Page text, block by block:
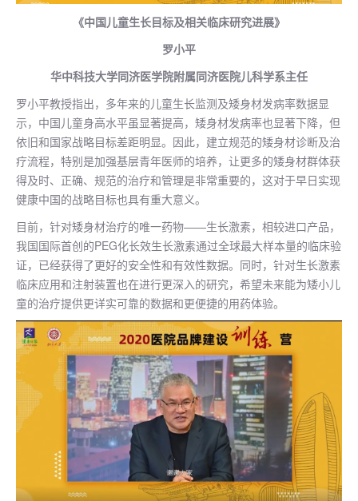
《中国儿童生长目标及相关临床研究进展》
罗小平
华中科技大学同济医学院附属同济医院儿科学系主任
罗小平教授指出，多年来的儿童生长监测及矮身材发病率数据显
示，中国儿童身高水平虽显著提高，矮身材发病率也显著下降，但
依旧和国家战略目标差距明显。因此，建立规范的矮身材诊断及治
疗流程，特别是加强基层青年医师的培养，让更多的矮身材群体获
得及时、正确、规范的治疗和管理是非常重要的，这对于早日实现
健康中国的战略目标也具有重大意义。
目前，针对矮身材治疗的唯一药物——生长激素，相较进口产品，
我国国际首创的PEG化长效生长激素通过全球最大样本量的临床验
证，已经获得了更好的安全性和有效性数据。同时，针对生长激素
临床应用和注射装置也在进行更深入的研究，希望未来能为矮小儿
童的治疗提供更详实可靠的数据和更便捷的用药体验。